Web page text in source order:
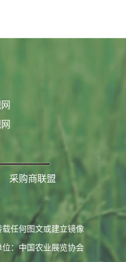
采购商联盟
任何图文或建立镜像
位：中国农业展览协会